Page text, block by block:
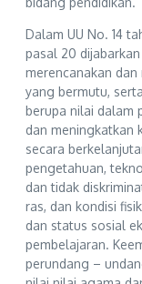
Dalam UU No. 14
pasal 20
merencanakan
yang bermutu,
berupa nilai dalam
dan meningkatkan
secara
pengetahuan,
dan tidak
ras, dan kondisi
dan status sosial
pembelajaran.
perundang –